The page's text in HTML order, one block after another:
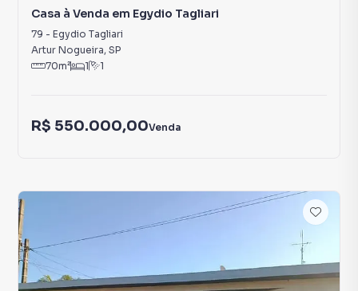
Casa à Venda em Egydio Tagliari
79 - Egydio Tagliari
Artur Nogueira, SP
70m² 1 1
R$ 550.000,00Venda